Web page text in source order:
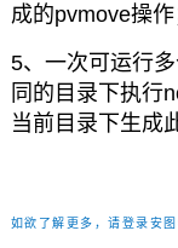
成的pvmove操作
5、一次可运行
同的目录下执行
当前目录下生成
如欲了解更多，请登录安